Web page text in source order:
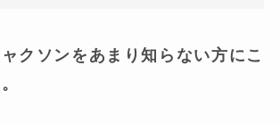
クソンをあまり知らない方にこ